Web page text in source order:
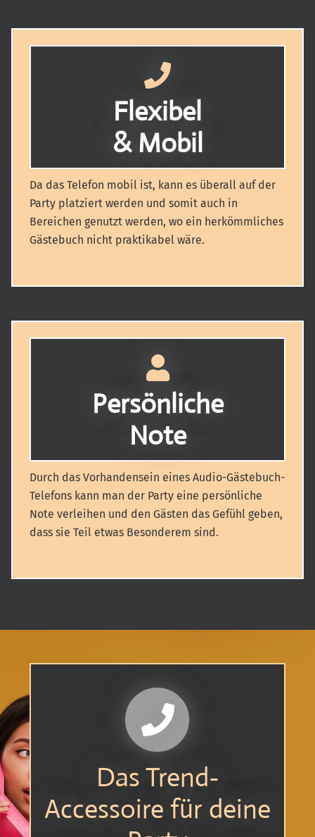
Flexibel
& Mobil
Da das Telefon mobil ist, kann es überall auf der
Party platziert werden und somit auch in
Bereichen genutzt werden, wo ein herkömmliches
Gästebuch nicht praktikabel wäre.
Persönliche
Note
Durch das Vorhandensein eines Audio-Gästebuch-
Telefons kann man der Party eine persönliche
Note verleihen und den Gästen das Gefühl geben,
dass sie Teil etwas Besonderem sind.
Das Trend-
Accessoire für deine